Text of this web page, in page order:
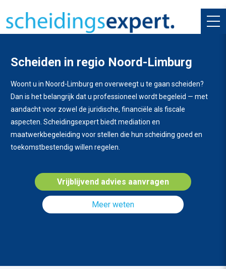
Scheiden in regio Noord-Limburg
Woont u in Noord-Limburg en overweegt u te gaan scheiden?
Dan is het belangrijk dat u professioneel wordt begeleid — met
aandacht voor zowel de juridische, financiële als fiscale
aspecten. Scheidingsexpert biedt mediation en
maatwerkbegeleiding voor stellen die hun scheiding goed en
toekomstbestendig willen regelen.
Vrijblijvend advies aanvragen
Meer weten